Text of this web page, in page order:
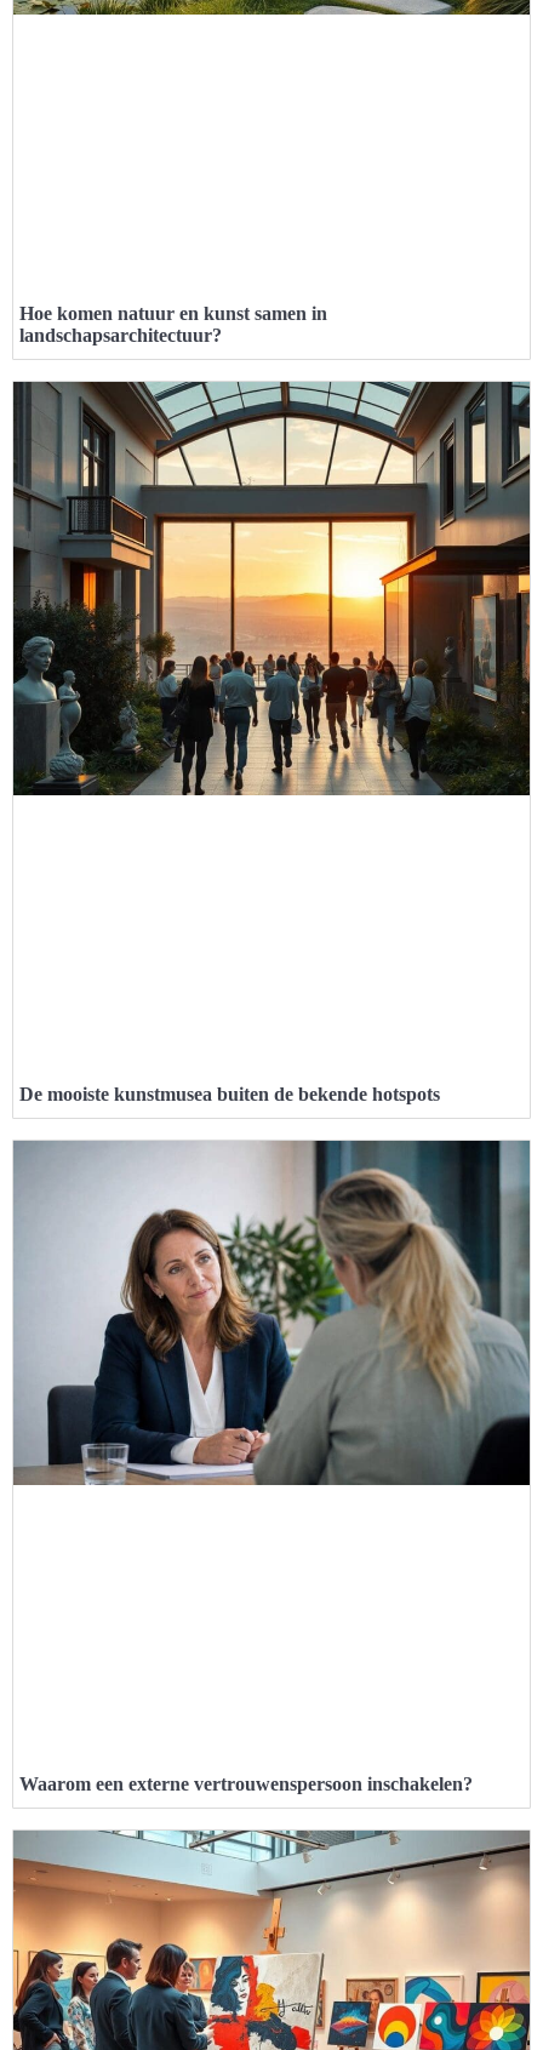
Hoe komen natuur en kunst samen in
landschapsarchitectuur?
De mooiste kunstmusea buiten de bekende hotspots
Waarom een externe vertrouwenspersoon inschakelen?